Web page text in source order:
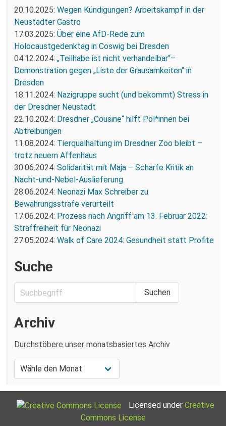
20.10.2025: Wegen Kündigungen? Arbeitskampf in der
Neustädter Gastro
17.03.2025: Über eine AfD-Rede zum
Holocaustgedenktag in Coswig bei Dresden
04.12.2024: „Teilhabe ist nicht verhandelbar“–
Demonstration gegen „Liste der Grausamkeiten“ in
Dresden
18.11.2024: Nazigruppe sucht (und bekommt) Stress in
der Dresdner Neustadt
22.10.2024: Dresdner „Cousine“ hilft Pol*innen bei
Abtreibungen
11.08.2024: Tierqualhaltung im Dresdner Zoo bleibt –
trotz neuem Affenhaus
30.06.2024: Solidarität mit Maja – Scharfe Kritik an
Nacht-und-Nebel-Auslieferung
28.06.2024: Neonazi Max Schreiber zu
Bewährungsstrafe verurteilt
17.06.2024: Prozess nach Angriff am 13. Februar 2022:
Straffreiheit für Neonazi
27.05.2024: Walk of Care 2024: Gesundheit statt Profite
Suche
Archiv
Durchstöbere unser monatsbasiertes Archiv
Licensed under Creative
Commons License